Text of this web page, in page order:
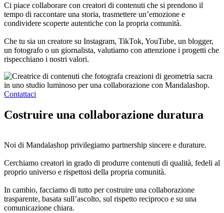
Ci piace collaborare con creatori di contenuti che si prendono il
tempo di raccontare una storia, trasmettere un’emozione e
condividere scoperte autentiche con la propria comunità.
Che tu sia un creatore su Instagram, TikTok, YouTube, un blogger,
un fotografo o un giornalista, valutiamo con attenzione i progetti che
rispecchiano i nostri valori.
Contattaci
Costruire una collaborazione duratura
Noi di Mandalashop privilegiamo partnership sincere e durature.
Cerchiamo creatori in grado di produrre contenuti di qualità, fedeli al
proprio universo e rispettosi della propria comunità.
In cambio, facciamo di tutto per costruire una collaborazione
trasparente, basata sull’ascolto, sul rispetto reciproco e su una
comunicazione chiara.